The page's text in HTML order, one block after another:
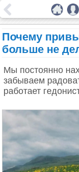
Почему
больше не
Мы постоянно
забываем
работает